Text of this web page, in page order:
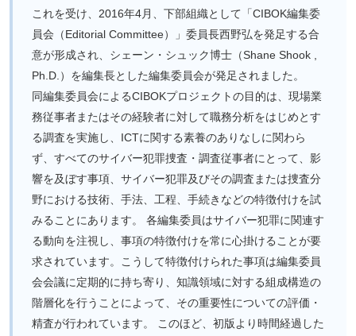
これを受け、2016年4月、下部組織として「CIBOK編集委
員会（Editorial Committee）」委員長西野弘を発足する合
意が形成され、シェーン・シュック博士（Shane Shook ,
Ph.D.）を編集長とした編集委員会が発足されました。
同編集委員会によるCIBOKプロジェクトの目的は、現場業
務従事者またはその経験者に対して職務分析をはじめとす
る調査を実施し、ICTに関する素養のありなしに関わら
ず、すべてのサイバー犯罪捜査・調査従事者にとって、影
響を及ぼす事項、サイバー犯罪及びその調査または捜査分
野における技術、手法、工程、手続きなどの特徴付けを試
みることにあります。 各編集委員はサイバー犯罪に関連す
る動向を注視し、事項の特徴付けを常に心掛けることが要
求されています。こうして特徴付けられた事項は編集委員
会会議に定期的に持ち寄り、知識領域に対する組成構造の
階層化を行うことによって、その重要性についての評価・
精査が行われています。 このほど、初版より時間経過した